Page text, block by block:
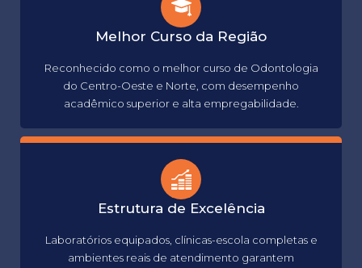
Melhor Curso da Região
Reconhecido como o melhor curso de Odontologia
do Centro-Oeste e Norte, com desempenho
acadêmico superior e alta empregabilidade.
Estrutura de Excelência
Laboratórios equipados, clínicas-escola completas e
ambientes reais de atendimento garantem